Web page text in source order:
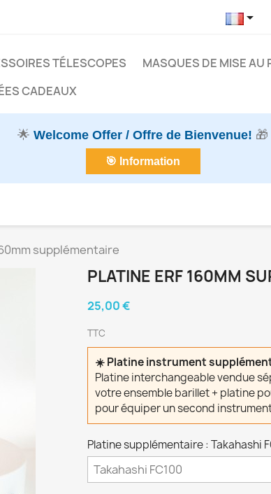

TÉLESCOPES MASQUES DE MISE AU
CADEAUX
🌟Welcome Offer / Offre de Bienvenue! 🎁
🎯 Information
supplémentaire
PLATINE ERF 160MM
25,00 €
TTC
☀️ Platine instrument
Platine interchangeable vendue
votre ensemble barillet + platine
pour équiper un second
Platine supplémentaire : Takahashi